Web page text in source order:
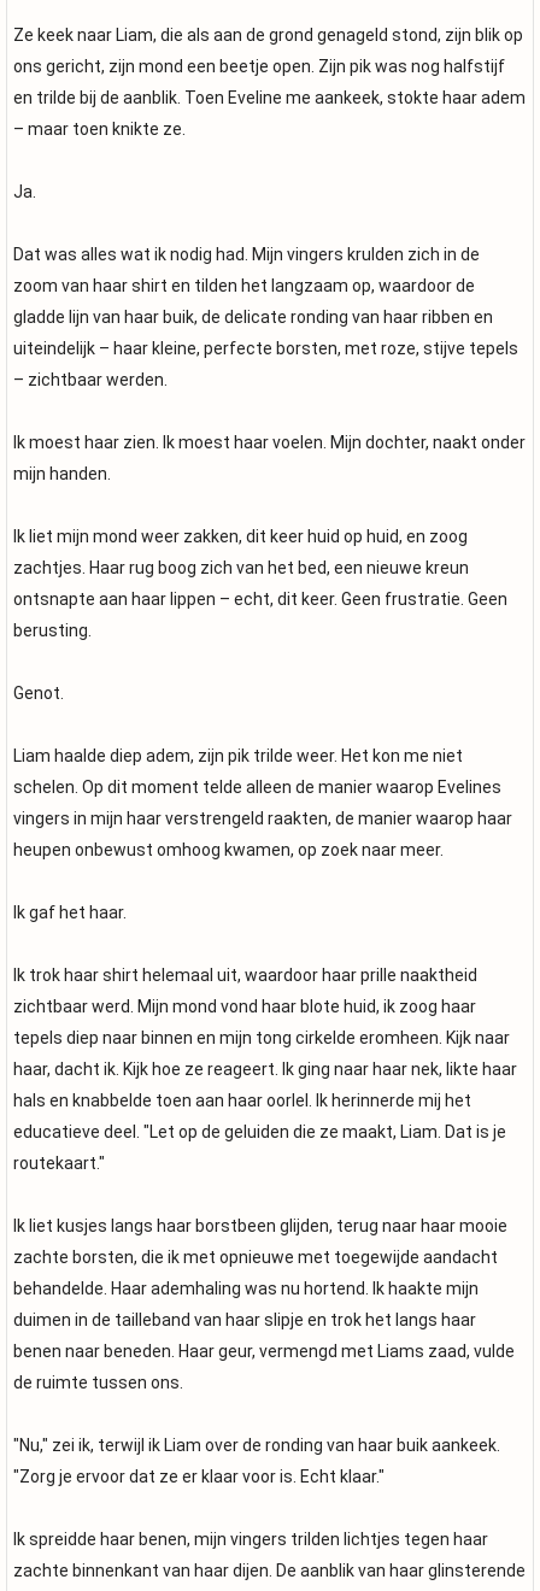
Ze keek naar Liam, die als aan de grond genageld stond, zijn blik op
ons gericht, zijn mond een beetje open. Zijn pik was nog halfstijf
en trilde bij de aanblik. Toen Eveline me aankeek, stokte haar adem
– maar toen knikte ze.
Ja.
Dat was alles wat ik nodig had. Mijn vingers krulden zich in de
zoom van haar shirt en tilden het langzaam op, waardoor de
gladde lijn van haar buik, de delicate ronding van haar ribben en
uiteindelijk – haar kleine, perfecte borsten, met roze, stijve tepels
– zichtbaar werden.
Ik moest haar zien. Ik moest haar voelen. Mijn dochter, naakt onder
mijn handen.
Ik liet mijn mond weer zakken, dit keer huid op huid, en zoog
zachtjes. Haar rug boog zich van het bed, een nieuwe kreun
ontsnapte aan haar lippen – echt, dit keer. Geen frustratie. Geen
berusting.
Genot.
Liam haalde diep adem, zijn pik trilde weer. Het kon me niet
schelen. Op dit moment telde alleen de manier waarop Evelines
vingers in mijn haar verstrengeld raakten, de manier waarop haar
heupen onbewust omhoog kwamen, op zoek naar meer.
Ik gaf het haar.
Ik trok haar shirt helemaal uit, waardoor haar prille naaktheid
zichtbaar werd. Mijn mond vond haar blote huid, ik zoog haar
tepels diep naar binnen en mijn tong cirkelde eromheen. Kijk naar
haar, dacht ik. Kijk hoe ze reageert. Ik ging naar haar nek, likte haar
hals en knabbelde toen aan haar oorlel. Ik herinnerde mij het
educatieve deel. "Let op de geluiden die ze maakt, Liam. Dat is je
routekaart."
Ik liet kusjes langs haar borstbeen glijden, terug naar haar mooie
zachte borsten, die ik met opnieuwe met toegewijde aandacht
behandelde. Haar ademhaling was nu hortend. Ik haakte mijn
duimen in de tailleband van haar slipje en trok het langs haar
benen naar beneden. Haar geur, vermengd met Liams zaad, vulde
de ruimte tussen ons.
"Nu," zei ik, terwijl ik Liam over de ronding van haar buik aankeek.
"Zorg je ervoor dat ze er klaar voor is. Echt klaar."
Ik spreidde haar benen, mijn vingers trilden lichtjes tegen haar
zachte binnenkant van haar dijen. De aanblik van haar glinsterende